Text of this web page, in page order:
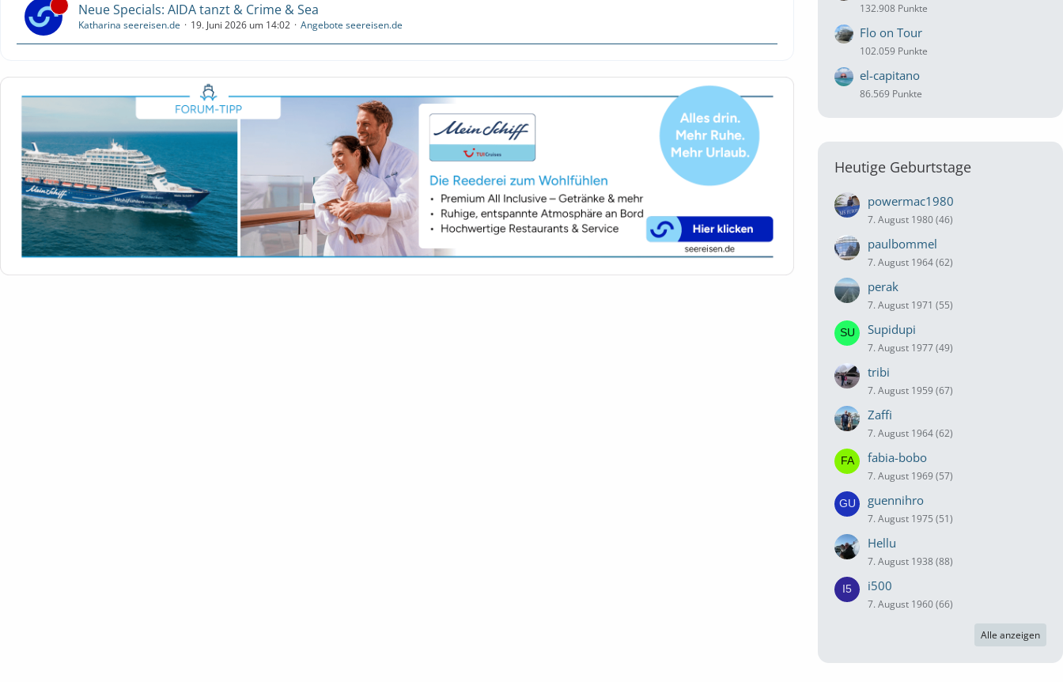
Neue Specials: AIDA tanzt & Crime & Sea
Katharina seereisen.de 19. Juni 2026 um 14:02 Angebote seereisen.de
132.908 Punkte
Flo on Tour
102.059 Punkte
el-capitano
86.569 Punkte
Heutige Geburtstage
powermac1980
7. August 1980 (46)
paulbommel
7. August 1964 (62)
perak
7. August 1971 (55)
Supidupi
7. August 1977 (49)
tribi
7. August 1959 (67)
Zaffi
7. August 1964 (62)
fabia-bobo
7. August 1969 (57)
guennihro
7. August 1975 (51)
Hellu
7. August 1938 (88)
i500
7. August 1960 (66)
Alle anzeigen